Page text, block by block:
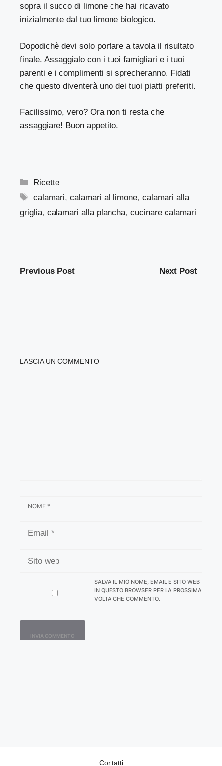
sopra il succo di limone che hai ricavato
inizialmente dal tuo limone biologico.
Dopodichè devi solo portare a tavola il risultato
finale. Assaggialo con i tuoi famigliari e i tuoi
parenti e i complimenti si sprecheranno. Fidati
che questo diventerà uno dei tuoi piatti preferiti.
Facilissimo, vero? Ora non ti resta che
assaggiare! Buon appetito.
Categorie
Ricette
Tag
calamari,calamari al limone,calamari alla
griglia, calamari alla plancha, cucinare calamari
Previous Post Next Post
LASCIA UN COMMENTO
WEB
SALVA IL MIO NOME, EMAIL E SITO WEB
IN QUESTO BROWSER PER LA PROSSIMA
VOLTA CHE COMMENTO.
Contatti